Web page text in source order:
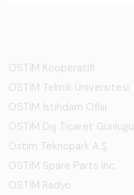
OSTİM Kooperatifi
OSTİM Teknik Üniversitesi
OSTİM İstihdam Ofisi
OSTİM Dış Ticaret Günlüğü
Ostim Teknopark A.Ş.
OSTİM Spare Parts Inc.
OSTİM Radyo